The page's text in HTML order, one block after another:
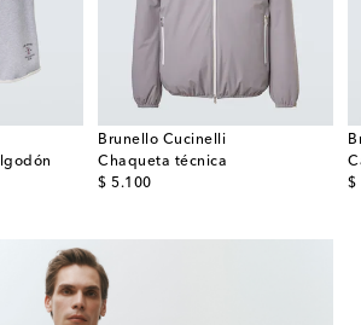
Brunello Cucinelli
Chaqueta técnica
$ 5.100
original price
$